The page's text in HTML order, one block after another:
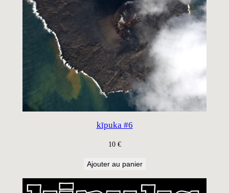
kīpuka #6
10 €
Ajouter au panier